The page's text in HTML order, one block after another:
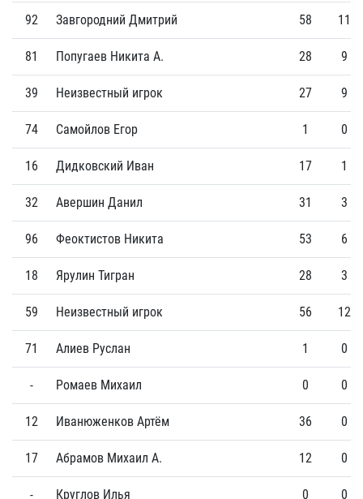
92 Завгородний Дмитрий 58 11
81 Попугаев Никита А. 28 9
39 Неизвестный игрок 27 9
74 Самойлов Егор 1 0
16 Дидковский Иван 17 1
32 Авершин Данил 31 3
96 Феоктистов Никита 53 6
18 Ярулин Тигран 28 3
59 Неизвестный игрок 56 12
71 Алиев Руслан 1 0
- Ромаев Михаил 0 0
12 Иванюженков Артём 36 0
17 Абрамов Михаил А. 12 0
- Круглов Илья 0 0